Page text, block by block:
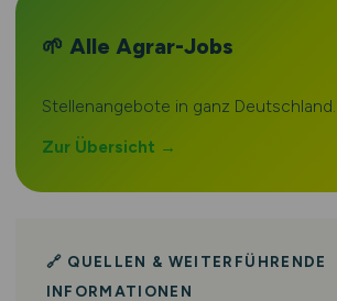
🌱 Alle Agrar-Jobs
Stellenangebote in ganz Deutschland.
Zur Übersicht →
🔗 QUELLEN & WEITERFÜHRENDE
INFORMATIONEN